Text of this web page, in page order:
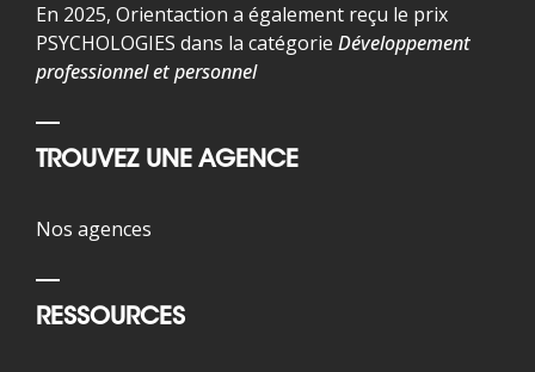
En 2025, Orientaction a également reçu le prix
PSYCHOLOGIES dans la catégorie Développement
professionnel et personnel
TROUVEZ UNE AGENCE
Nos agences
RESSOURCES